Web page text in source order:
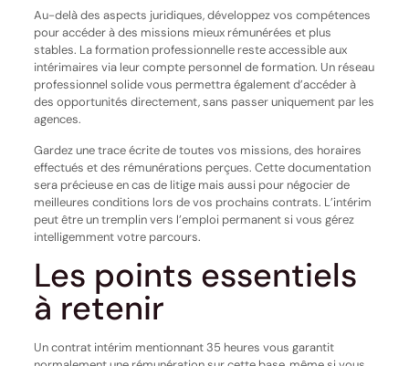
Au-delà des aspects juridiques, développez vos compétences
pour accéder à des missions mieux rémunérées et plus
stables. La formation professionnelle reste accessible aux
intérimaires via leur compte personnel de formation. Un réseau
professionnel solide vous permettra également d’accéder à
des opportunités directement, sans passer uniquement par les
agences.
Gardez une trace écrite de toutes vos missions, des horaires
effectués et des rémunérations perçues. Cette documentation
sera précieuse en cas de litige mais aussi pour négocier de
meilleures conditions lors de vos prochains contrats. L’intérim
peut être un tremplin vers l’emploi permanent si vous gérez
intelligemment votre parcours.
Les points essentiels
à retenir
Un contrat intérim mentionnant 35 heures vous garantit